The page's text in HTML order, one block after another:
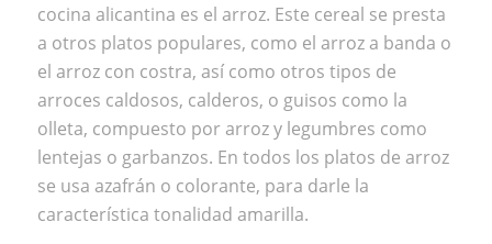
cocina alicantina es el arroz. Este cereal se presta
a otros platos populares, como el arroz a banda o
el arroz con costra, así como otros tipos de
arroces caldosos, calderos, o guisos como la
olleta, compuesto por arroz y legumbres como
lentejas o garbanzos. En todos los platos de arroz
se usa azafrán o colorante, para darle la
característica tonalidad amarilla.